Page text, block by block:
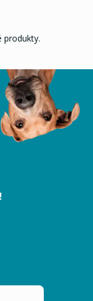
produkty.